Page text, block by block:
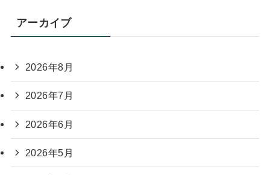
アーカイブ
2026年8月
2026年7月
2026年6月
2026年5月